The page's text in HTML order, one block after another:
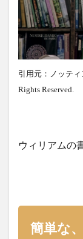
引用元：ノッテ
Rights Reserved.
ウィリアムの
簡単な